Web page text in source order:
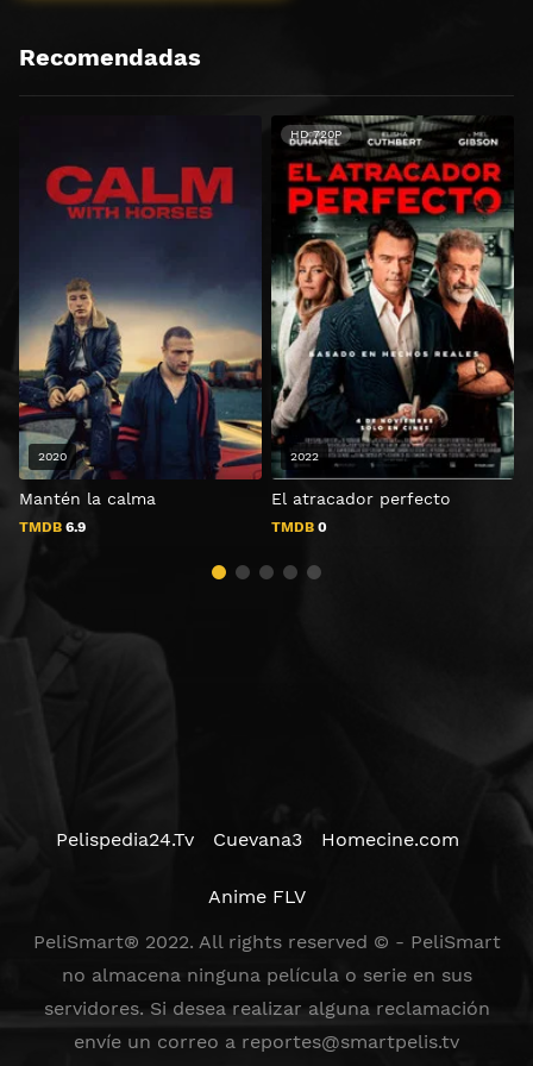
Recomendadas
Mantén la calma
TMDB 6.9
2020
El atracador perfecto
TMDB 0
HD 720P
2022
Pelispedia24.Tv Cuevana3 Homecine.com
Anime FLV
PeliSmart® 2022. All rights reserved © - PeliSmart
no almacena ninguna película o serie en sus
servidores. Si desea realizar alguna reclamación
envíe un correo a reportes@smartpelis.tv